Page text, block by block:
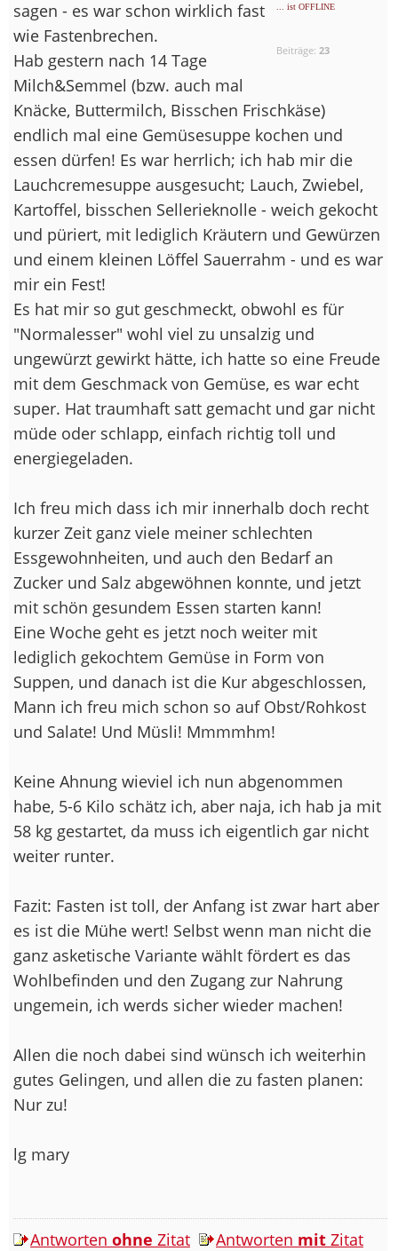
... ist OFFLINE
Beiträge: 23
sagen - es war schon wirklich fast
wie Fastenbrechen.
Hab gestern nach 14 Tage
Milch&Semmel (bzw. auch mal
Knäcke, Buttermilch, Bisschen Frischkäse)
endlich mal eine Gemüsesuppe kochen und
essen dürfen! Es war herrlich; ich hab mir die
Lauchcremesuppe ausgesucht; Lauch, Zwiebel,
Kartoffel, bisschen Sellerieknolle - weich gekocht
und püriert, mit lediglich Kräutern und Gewürzen
und einem kleinen Löffel Sauerrahm - und es war
mir ein Fest!
Es hat mir so gut geschmeckt, obwohl es für
"Normalesser" wohl viel zu unsalzig und
ungewürzt gewirkt hätte, ich hatte so eine Freude
mit dem Geschmack von Gemüse, es war echt
super. Hat traumhaft satt gemacht und gar nicht
müde oder schlapp, einfach richtig toll und
energiegeladen.
Ich freu mich dass ich mir innerhalb doch recht
kurzer Zeit ganz viele meiner schlechten
Essgewohnheiten, und auch den Bedarf an
Zucker und Salz abgewöhnen konnte, und jetzt
mit schön gesundem Essen starten kann!
Eine Woche geht es jetzt noch weiter mit
lediglich gekochtem Gemüse in Form von
Suppen, und danach ist die Kur abgeschlossen,
Mann ich freu mich schon so auf Obst/Rohkost
und Salate! Und Müsli! Mmmmhm!
Keine Ahnung wieviel ich nun abgenommen
habe, 5-6 Kilo schätz ich, aber naja, ich hab ja mit
58 kg gestartet, da muss ich eigentlich gar nicht
weiter runter.
Fazit: Fasten ist toll, der Anfang ist zwar hart aber
es ist die Mühe wert! Selbst wenn man nicht die
ganz asketische Variante wählt fördert es das
Wohlbefinden und den Zugang zur Nahrung
ungemein, ich werds sicher wieder machen!
Allen die noch dabei sind wünsch ich weiterhin
gutes Gelingen, und allen die zu fasten planen:
Nur zu!
lg mary
Antworten ohne Zitat Antworten mit Zitat